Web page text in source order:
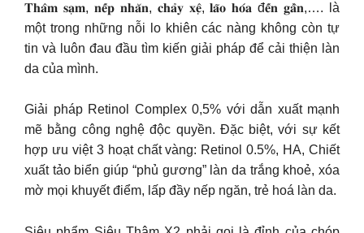
𝐓𝐡𝐚̂𝐦 𝐬𝐚̣𝐦, 𝐧𝐞̂́𝐩 𝐧𝐡𝐚̆𝐧, 𝐜𝐡𝐚̉𝐲 𝐱𝐞̣̂, 𝐥𝐚̃𝐨 𝐡𝐨́𝐚 đ𝐞̂́𝐧 𝐠𝐚̂̀𝐧,…. là
một trong những nỗi lo khiên các nàng không còn tự
tin và luôn đau đầu tìm kiến giải pháp để cải thiện làn
da của mình.
Giải pháp Retinol Complex 0,5% với dẫn xuất mạnh
mẽ bằng công nghệ độc quyền. Đặc biệt, với sự kết
hợp ưu việt 3 hoạt chất vàng: Retinol 0.5%, HA, Chiết
xuất tảo biển giúp “phủ gương” làn da trắng khoẻ, xóa
mờ mọi khuyết điểm, lấp đầy nếp ngăn, trẻ hoá làn da.